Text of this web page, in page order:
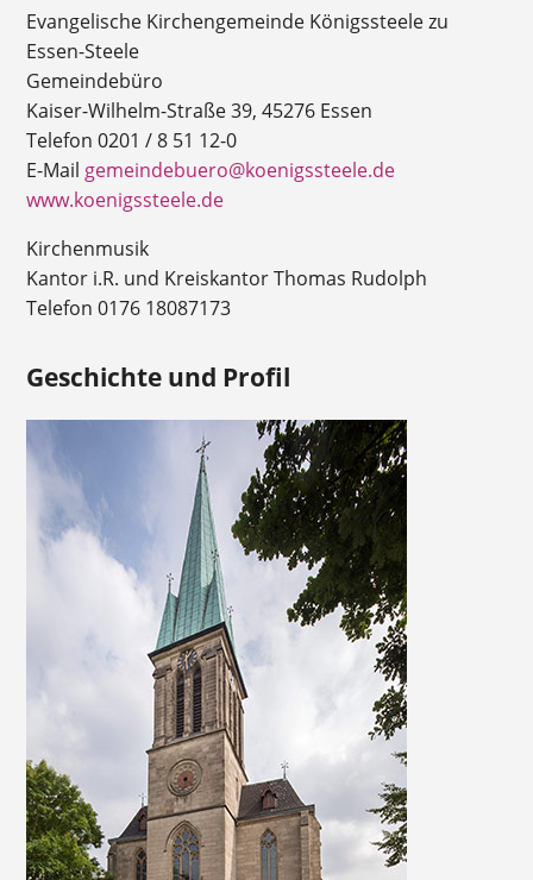
Evangelische Kirchengemeinde Königssteele zu
Essen-Steele
Gemeindebüro
Kaiser-Wilhelm-Straße 39, 45276 Essen
Telefon 0201 / 8 51 12-0
E-Mail gemeindebuero@koenigssteele.de
www.koenigssteele.de
Kirchenmusik
Kantor i.R. und Kreiskantor Thomas Rudolph
Telefon 0176 18087173
Geschichte und Profil